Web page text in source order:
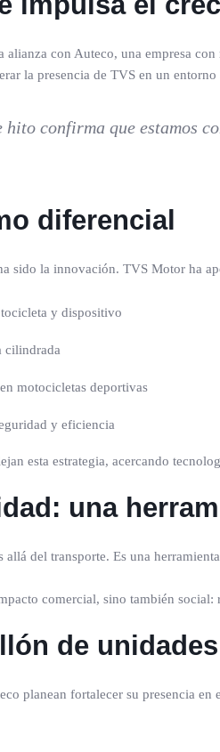
alianza con Auteco, una empresa
la presencia de TVS en un
hito confirma que estamos
diferencial
sido la innovación. TVS Motor ha
y dispositivo
cilindrada
en motocicletas deportivas
y eficiencia
esta estrategia, acercando
una
del transporte. Es una
comercial, sino también
de unidades
planean fortalecer su presencia en